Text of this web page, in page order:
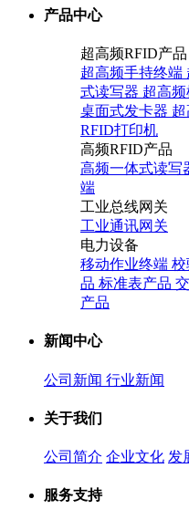
产品中心
超高频RFID产品
超高频手持终端
式读写器 超高
桌面式发卡器
RFID打印机
高频RFID产品
高频一体式读写
端
工业总线网关
工业通讯网关
电力设备
移动作业终端 校
品 标准表产品
产品
新闻中心
公司新闻 行业新闻
关于我们
公司简介 企业文化 发
服务支持